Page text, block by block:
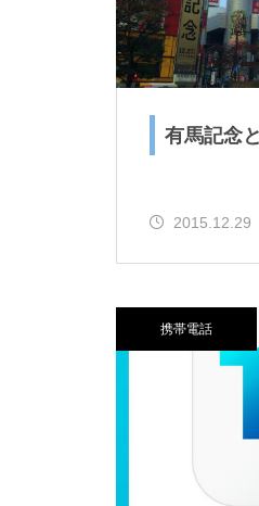
有馬記念
2015.12.29
携帯電話